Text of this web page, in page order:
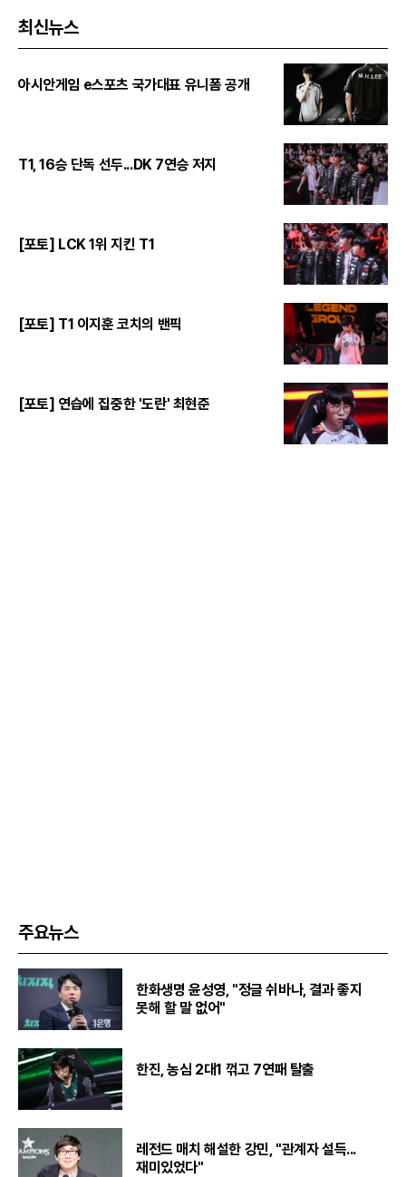
최신뉴스
아시안게임 e스포츠 국가대표 유니폼 공개
T1, 16승 단독 선두...DK 7연승 저지
[포토] LCK 1위 지킨 T1
[포토] T1 이지훈 코치의 밴픽
[포토] 연습에 집중한 '도란' 최현준
주요뉴스
한화생명 윤성영, "정글 쉬바나, 결과 좋지
못해 할 말 없어"
한진, 농심 2대1 꺾고 7연패 탈출
레전드 매치 해설한 강민, "관계자 설득...
재미있었다"